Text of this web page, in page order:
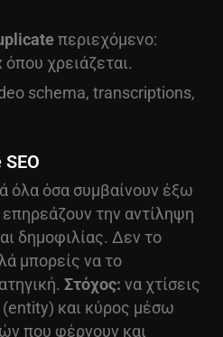
περιεχόμενο:
χρειάζεται.
schema, transcriptions,
όλα όσα συμβαίνουν έξω
την αντίληψη
δημοφιλίας. Δεν το
μπορείς να το
Στόχος: να χτίσεις
(entity) και κύρος μέσω
που φέρνουν και